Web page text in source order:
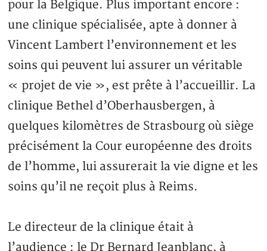
pour la Belgique. Plus important encore :
une clinique spécialisée, apte à donner à
Vincent Lambert l’environnement et les
soins qui peuvent lui assurer un véritable
« projet de vie », est prête à l’accueillir. La
clinique Bethel d’Oberhausbergen, à
quelques kilomètres de Strasbourg où siège
précisément la Cour européenne des droits
de l’homme, lui assurerait la vie digne et les
soins qu’il ne reçoit plus à Reims.
Le directeur de la clinique était à
l’audience : le Dr Bernard Jeanblanc, à